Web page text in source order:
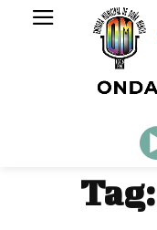
Tag: